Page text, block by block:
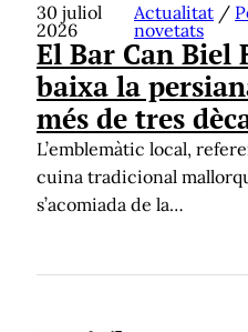
30 juliol
2026
Actualitat /
novetats
El Bar Can Biel
baixa la
més de tres
L’emblemàtic local,
cuina tradicional
s’acomiada de la…